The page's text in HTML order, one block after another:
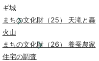
ギ城
まちの文化財（25） 天滝と轟
火山
まちの文化財（26） 養蚕農家
住宅の調査